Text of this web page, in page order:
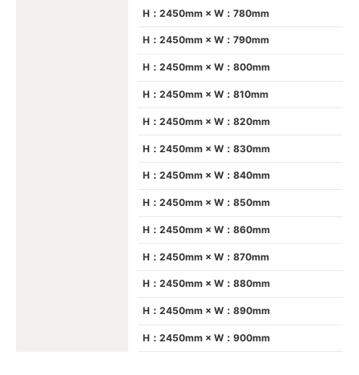
H：2450mm × W：780mm
H：2450mm × W：790mm
H：2450mm × W：800mm
H：2450mm × W：810mm
H：2450mm × W：820mm
H：2450mm × W：830mm
H：2450mm × W：840mm
H：2450mm × W：850mm
H：2450mm × W：860mm
H：2450mm × W：870mm
H：2450mm × W：880mm
H：2450mm × W：890mm
H：2450mm × W：900mm